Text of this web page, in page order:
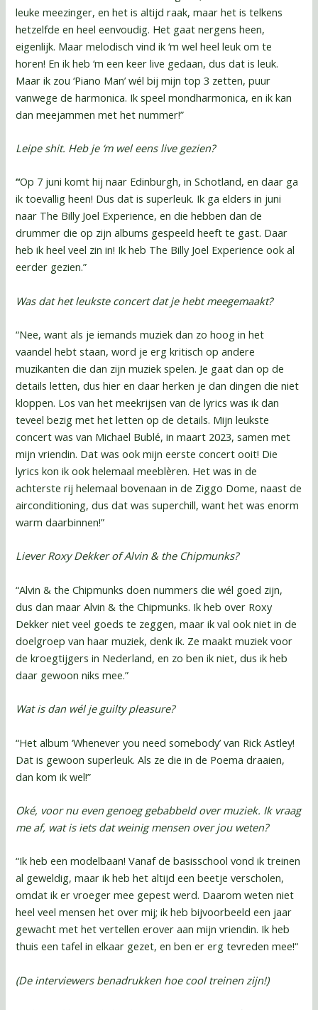
leuke meezinger, en het is altijd raak, maar het is telkens
hetzelfde en heel eenvoudig. Het gaat nergens heen,
eigenlijk. Maar melodisch vind ik ‘m wel heel leuk om te
horen! En ik heb ‘m een keer live gedaan, dus dat is leuk.
Maar ik zou ‘Piano Man’ wél bij mijn top 3 zetten, puur
vanwege de harmonica. Ik speel mondharmonica, en ik kan
dan meejammen met het nummer!”
Leipe shit. Heb je ‘m wel eens live gezien?
“Op 7 juni komt hij naar Edinburgh, in Schotland, en daar ga
ik toevallig heen! Dus dat is superleuk. Ik ga elders in juni
naar The Billy Joel Experience, en die hebben dan de
drummer die op zijn albums gespeeld heeft te gast. Daar
heb ik heel veel zin in! Ik heb The Billy Joel Experience ook al
eerder gezien.”
Was dat het leukste concert dat je hebt meegemaakt?
“Nee, want als je iemands muziek dan zo hoog in het
vaandel hebt staan, word je erg kritisch op andere
muzikanten die dan zijn muziek spelen. Je gaat dan op de
details letten, dus hier en daar herken je dan dingen die niet
kloppen. Los van het meekrijsen van de lyrics was ik dan
teveel bezig met het letten op de details. Mijn leukste
concert was van Michael Bublé, in maart 2023, samen met
mijn vriendin. Dat was ook mijn eerste concert ooit! Die
lyrics kon ik ook helemaal meeblèren. Het was in de
achterste rij helemaal bovenaan in de Ziggo Dome, naast de
airconditioning, dus dat was superchill, want het was enorm
warm daarbinnen!”
Liever Roxy Dekker of Alvin & the Chipmunks?
“Alvin & the Chipmunks doen nummers die wél goed zijn,
dus dan maar Alvin & the Chipmunks. Ik heb over Roxy
Dekker niet veel goeds te zeggen, maar ik val ook niet in de
doelgroep van haar muziek, denk ik. Ze maakt muziek voor
de kroegtijgers in Nederland, en zo ben ik niet, dus ik heb
daar gewoon niks mee.”
Wat is dan wél je guilty pleasure?
“Het album ‘Whenever you need somebody’ van Rick Astley!
Dat is gewoon superleuk. Als ze die in de Poema draaien,
dan kom ik wel!”
Oké, voor nu even genoeg gebabbeld over muziek. Ik vraag
me af, wat is iets dat weinig mensen over jou weten?
“Ik heb een modelbaan! Vanaf de basisschool vond ik treinen
al geweldig, maar ik heb het altijd een beetje verscholen,
omdat ik er vroeger mee gepest werd. Daarom weten niet
heel veel mensen het over mij; ik heb bijvoorbeeld een jaar
gewacht met het vertellen erover aan mijn vriendin. Ik heb
thuis een tafel in elkaar gezet, en ben er erg tevreden mee!“
(De interviewers benadrukken hoe cool treinen zijn!)